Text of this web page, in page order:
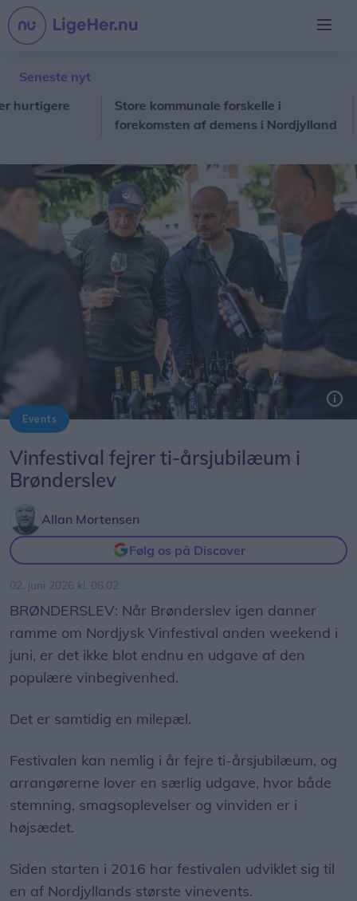
Seneste nyt
Store kommunale forskelle i
forekomsten af demens i Nordjylland
Events
Vinfestival fejrer ti-årsjubilæum i
Brønderslev
Allan Mortensen
Følg os på Discover
02. juni 2026 kl. 06.02
BRØNDERSLEV: Når Brønderslev igen danner
ramme om Nordjysk Vinfestival anden weekend i
juni, er det ikke blot endnu en udgave af den
populære vinbegivenhed.
Det er samtidig en milepæl.
Festivalen kan nemlig i år fejre ti-årsjubilæum, og
arrangørerne lover en særlig udgave, hvor både
stemning, smagsoplevelser og vinviden er i
højsædet.
Siden starten i 2016 har festivalen udviklet sig til
en af Nordjyllands største vinevents.